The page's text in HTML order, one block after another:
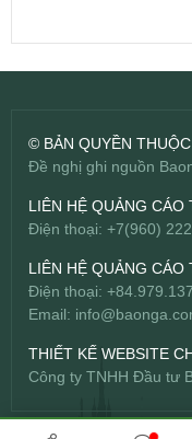
© BẢN QUYỀN
Đề nghị ghi nguồn
LIÊN HỆ QUẢNG CÁO
Điện thoại:
LIÊN HỆ QUẢNG CÁO
Điện thoại:
Email:
THIẾT KẾ WEBSITE
Công ty TNHH Đầu tư